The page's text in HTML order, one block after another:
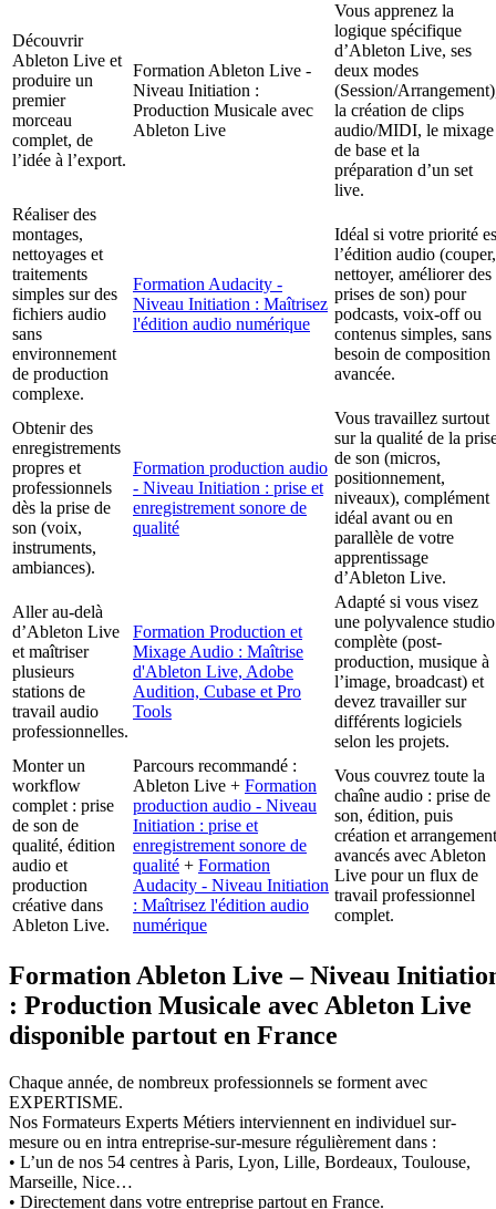
Découvrir
Ableton Live et
produire un
premier
morceau
complet, de
l’idée à l’export.
Formation Ableton Live -
Niveau Initiation :
Production Musicale avec
Ableton Live
Vous apprenez la
logique spécifique
d’Ableton Live, ses
deux modes
(Session/
la création de clips
audio/MIDI, le mixage
de base et la
préparation d’un set
live.
Réaliser des
montages,
nettoyages et
traitements
simples sur des
fichiers audio
sans
environnement
de production
complexe.
Formation Audacity -
Niveau Initiation : Maîtrisez
l'édition audio numérique
Idéal si votre priorité
l’édition audio (couper,
nettoyer, améliorer des
prises de son) pour
podcasts, voix-off ou
contenus simples, sans
besoin de composition
avancée.
Obtenir des
enregistrements
propres et
professionnels
dès la prise de
son (voix,
instruments,
ambiances).
Formation production audio
- Niveau Initiation : prise et
enregistrement sonore de
qualité
Vous travaillez surtout
sur la qualité de la
de son (micros,
positionnement,
niveaux), complément
idéal avant ou en
parallèle de votre
apprentissage
d’Ableton Live.
Aller au-delà
d’Ableton Live
et maîtriser
plusieurs
stations de
travail audio
professionnelles.
Formation Production et
Mixage Audio : Maîtrise
d'Ableton Live, Adobe
Audition, Cubase et Pro
Tools
Adapté si vous visez
une polyvalence studio
complète (post-
production, musique à
l’image, broadcast) et
devez travailler sur
différents logiciels
selon les projets.
Monter un
workflow
complet : prise
de son de
qualité, édition
audio et
production
créative dans
Ableton Live.
Parcours recommandé :
Ableton Live + Formation
production audio - Niveau
Initiation : prise et
enregistrement sonore de
qualité + Formation
Audacity - Niveau Initiation
: Maîtrisez l'édition audio
numérique
Vous couvrez toute la
chaîne audio : prise de
son, édition, puis
création et arrangement
avancés avec Ableton
Live pour un flux de
travail professionnel
complet.
Formation Ableton Live – Niveau
: Production Musicale avec Ableton Live
disponible partout en France
Chaque année, de nombreux professionnels se forment avec
EXPERTISME.
Nos Formateurs Experts Métiers interviennent en individuel sur-
mesure ou en intra entreprise-sur-mesure régulièrement dans :
• L’un de nos 54 centres à Paris, Lyon, Lille, Bordeaux, Toulouse,
Marseille, Nice…
• Directement dans votre entreprise partout en France.